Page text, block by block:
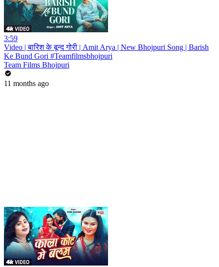
3:59
Video | बारिश के बून्द गोरी | Amit Arya | New Bhojpuri Song | Barish
Ke Bund Gori #Teamfilmsbhojpuri
Team Films Bhojpuri
11 months ago